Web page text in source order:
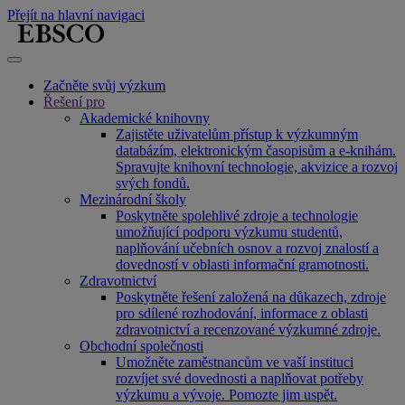
Přejít na hlavní navigaci
Začněte svůj výzkum
Řešení pro
Akademické knihovny
Zajistěte uživatelům přístup k výzkumným
databázím, elektronickým časopisům a e-knihám.
Spravujte knihovní technologie, akvizice a rozvoj
svých fondů.
Mezinárodní školy
Poskytněte spolehlivé zdroje a technologie
umožňující podporu výzkumu studentů,
naplňování učebních osnov a rozvoj znalostí a
dovedností v oblasti informační gramotnosti.
Zdravotnictví
Poskytněte řešení založená na důkazech, zdroje
pro sdílené rozhodování, informace z oblasti
zdravotnictví a recenzované výzkumné zdroje.
Obchodní společnosti
Umožněte zaměstnancům ve vaší instituci
rozvíjet své dovednosti a naplňovat potřeby
výzkumu a vývoje. Pomozte jim uspět.